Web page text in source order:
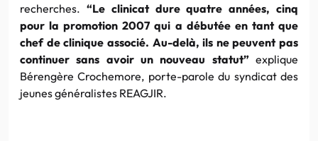
recherches. “Le clinicat dure quatre années, cinq
pour la promotion 2007 qui a débutée en tant que
chef de clinique associé. Au-delà, ils ne peuvent pas
continuer sans avoir un nouveau statut”explique
Bérengère Crochemore, porte-parole du syndicat des
jeunes généralistes REAGJIR.